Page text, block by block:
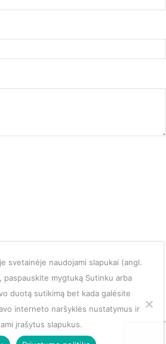
svetainėje naudojami slapukai (angl.
paspauskite mygtuką Sutinku arba
duotą sutikimą bet kada galėsite
interneto naršyklės nustatymus ir
įrašytus slapukus.